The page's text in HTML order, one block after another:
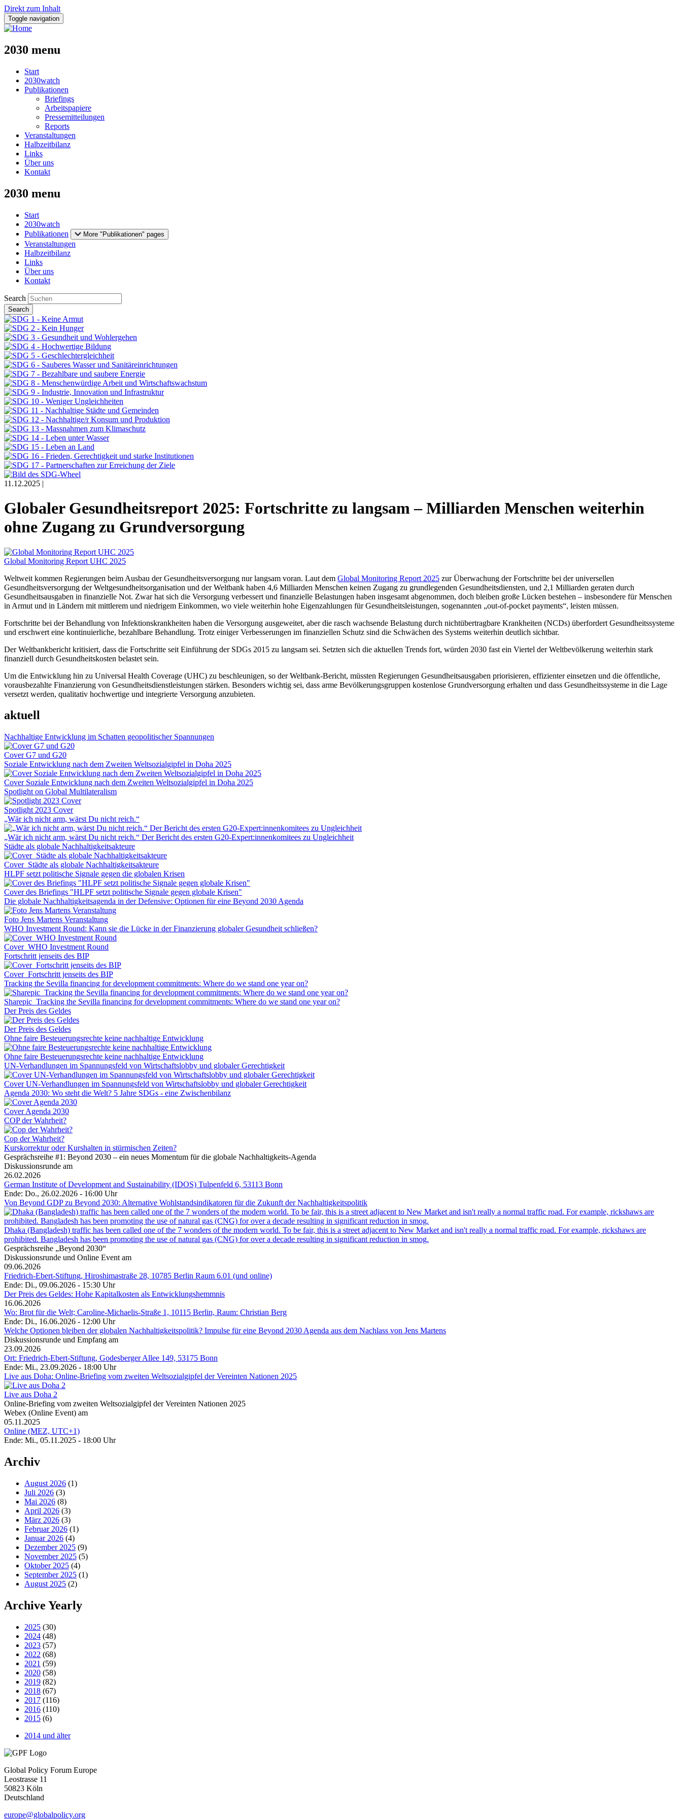
Direkt zum Inhalt
Toggle navigation
2030 menu
Start
2030watch
Publikationen
Briefings
Arbeitspapiere
Pressemitteilungen
Reports
Veranstaltungen
Halbzeitbilanz
Links
Über uns
Kontakt
2030 menu
Start
2030watch
Publikationen
More "Publikationen" pages
Veranstaltungen
Halbzeitbilanz
Links
Über uns
Kontakt
Search
11.12.2025 |
Globaler Gesundheitsreport 2025: Fortschritte zu langsam – Milliarden Menschen weiterhin
ohne Zugang zu Grundversorgung
Global Monitoring Report UHC 2025
Weltweit kommen Regierungen beim Ausbau der Gesundheitsversorgung nur langsam voran. Laut dem Global Monitoring Report 2025 zur Überwachung der Fortschritte bei der universellen
Gesundheitsversorgung der Weltgesundheitsorganisation und der Weltbank haben 4,6 Milliarden Menschen keinen Zugang zu grundlegenden Gesundheitsdiensten, und 2,1 Milliarden geraten durch
Gesundheitsausgaben in finanzielle Not. Zwar hat sich die Versorgung verbessert und finanzielle Belastungen haben insgesamt abgenommen, doch bleiben große Lücken bestehen – insbesondere für Menschen
in Armut und in Ländern mit mittlerem und niedrigem Einkommen, wo viele weiterhin hohe Eigenzahlungen für Gesundheitsleistungen, sogenannten „out-of-pocket payments“, leisten müssen.
Fortschritte bei der Behandlung von Infektionskrankheiten haben die Versorgung ausgeweitet, aber die rasch wachsende Belastung durch nichtübertragbare Krankheiten (NCDs) überfordert Gesundheitssysteme
und erschwert eine kontinuierliche, bezahlbare Behandlung. Trotz einiger Verbesserungen im finanziellen Schutz sind die Schwächen des Systems weiterhin deutlich sichtbar.
Der Weltbankbericht kritisiert, dass die Fortschritte seit Einführung der SDGs 2015 zu langsam sei. Setzten sich die aktuellen Trends fort, würden 2030 fast ein Viertel der Weltbevölkerung weiterhin stark
finanziell durch Gesundheitskosten belastet sein.
Um die Entwicklung hin zu Universal Health Coverage (UHC) zu beschleunigen, so der Weltbank-Bericht, müssten Regierungen Gesundheitsausgaben priorisieren, effizienter einsetzen und die öffentliche,
vorausbezahlte Finanzierung von Gesundheitsdienstleistungen stärken. Besonders wichtig sei, dass arme Bevölkerungsgruppen kostenlose Grundversorgung erhalten und dass Gesundheitssysteme in die Lage
versetzt werden, qualitativ hochwertige und integrierte Versorgung anzubieten.
aktuell
Nachhaltige Entwicklung im Schatten geopolitischer Spannungen
Cover G7 und G20
Soziale Entwicklung nach dem Zweiten Weltsozialgipfel in Doha 2025
Cover Soziale Entwicklung nach dem Zweiten Weltsozialgipfel in Doha 2025
Spotlight on Global Multilateralism
Spotlight 2023 Cover
„Wär ich nicht arm, wärst Du nicht reich.“
„Wär ich nicht arm, wärst Du nicht reich.“ Der Bericht des ersten G20-Expert:innenkomitees zu Ungleichheit
Städte als globale Nachhaltigkeitsakteure
Cover_Städte als globale Nachhaltigkeitsakteure
HLPF setzt politische Signale gegen die globalen Krisen
Cover des Briefings "HLPF setzt politische Signale gegen globale Krisen"
Die globale Nachhaltigkeitsagenda in der Defensive: Optionen für eine Beyond 2030 Agenda
Foto Jens Martens Veranstaltung
WHO Investment Round: Kann sie die Lücke in der Finanzierung globaler Gesundheit schließen?
Cover_WHO Investment Round
Fortschritt jenseits des BIP
Cover_Fortschritt jenseits des BIP
Tracking the Sevilla financing for development commitments: Where do we stand one year on?
Sharepic_Tracking the Sevilla financing for development commitments: Where do we stand one year on?
Der Preis des Geldes
Der Preis des Geldes
Ohne faire Besteuerungsrechte keine nachhaltige Entwicklung
Ohne faire Besteuerungsrechte keine nachhaltige Entwicklung
UN-Verhandlungen im Spannungsfeld von Wirtschaftslobby und globaler Gerechtigkeit
Cover UN-Verhandlungen im Spannungsfeld von Wirtschaftslobby und globaler Gerechtigkeit
Agenda 2030: Wo steht die Welt? 5 Jahre SDGs - eine Zwischenbilanz
Cover Agenda 2030
COP der Wahrheit?
Cop der Wahrheit?
Kurskorrektur oder Kurshalten in stürmischen Zeiten?
Gesprächsreihe #1: Beyond 2030 – ein neues Momentum für die globale Nachhaltigkeits-Agenda
Diskussionsrunde am
26.02.2026
German Institute of Development and Sustainability (IDOS) Tulpenfeld 6, 53113 Bonn
Ende: Do., 26.02.2026 - 16:00 Uhr
Von Beyond GDP zu Beyond 2030: Alternative Wohlstandsindikatoren für die Zukunft der Nachhaltigkeitspolitik
Dhaka (Bangladesh) traffic has been called one of the 7 wonders of the modern world. To be fair, this is a street adjacent to New Market and isn't really a normal traffic road. For example, rickshaws are
prohibited. Bangladesh has been promoting the use of natural gas (CNG) for over a decade resulting in significant reduction in smog.
Gesprächsreihe „Beyond 2030“
Diskussionsrunde und Online Event am
09.06.2026
Friedrich-Ebert-Stiftung, Hiroshimastraße 28, 10785 Berlin Raum 6.01 (und online)
Ende: Di., 09.06.2026 - 15:30 Uhr
Der Preis des Geldes: Hohe Kapitalkosten als Entwicklungshemmnis
16.06.2026
Wo: Brot für die Welt; Caroline-Michaelis-Straße 1, 10115 Berlin, Raum: Christian Berg
Ende: Di., 16.06.2026 - 12:00 Uhr
Welche Optionen bleiben der globalen Nachhaltigkeitspolitik? Impulse für eine Beyond 2030 Agenda aus dem Nachlass von Jens Martens
Diskussionsrunde und Empfang am
23.09.2026
Ort: Friedrich-Ebert-Stiftung, Godesberger Allee 149, 53175 Bonn
Ende: Mi., 23.09.2026 - 18:00 Uhr
Live aus Doha: Online-Briefing vom zweiten Weltsozialgipfel der Vereinten Nationen 2025
Live aus Doha 2
Online-Briefing vom zweiten Weltsozialgipfel der Vereinten Nationen 2025
Webex (Online Event) am
05.11.2025
Online (MEZ, UTC+1)
Ende: Mi., 05.11.2025 - 18:00 Uhr
Archiv
August 2026 (1)
Juli 2026 (3)
Mai 2026 (8)
April 2026 (3)
März 2026 (3)
Februar 2026 (1)
Januar 2026 (4)
Dezember 2025 (9)
November 2025 (5)
Oktober 2025 (4)
September 2025 (1)
August 2025 (2)
Archive Yearly
2025 (30)
2024 (48)
2023 (57)
2022 (68)
2021 (59)
2020 (58)
2019 (82)
2018 (67)
2017 (116)
2016 (110)
2015 (6)
2014 und älter
Global Policy Forum Europe
Leostrasse 11
50823 Köln
Deutschland
europe@globalpolicy.org